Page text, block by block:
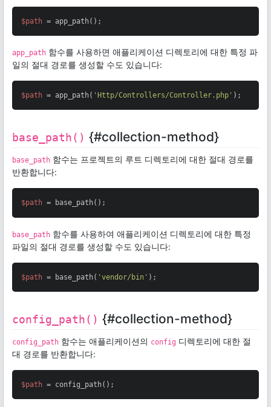
$path = app_path();
app_path 함수를 사용하면 애플리케이션 디렉토리에 대한 특정 파
일의 절대 경로를 생성할 수도 있습니다:
$path = app_path( 'Http/Controllers/Controller.php' );
base_path() {#collection-method}
base_path 함수는 프로젝트의 루트 디렉토리에 대한 절대 경로를
반환합니다:
$path = base_path();
base_path 함수를 사용하여 애플리케이션 디렉토리에 대한 특정
파일의 절대 경로를 생성할 수도 있습니다:
$path = base_path( 'vendor/bin' );
config_path() {#collection-method}
config_path 함수는 애플리케이션의 config 디렉토리에 대한 절
대 경로를 반환합니다:
$path = config_path();